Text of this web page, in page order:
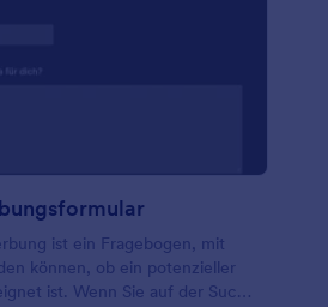
ist ein Fragebogen, mit
können, ob ein potenzieller
ist. Wenn Sie auf der Suche